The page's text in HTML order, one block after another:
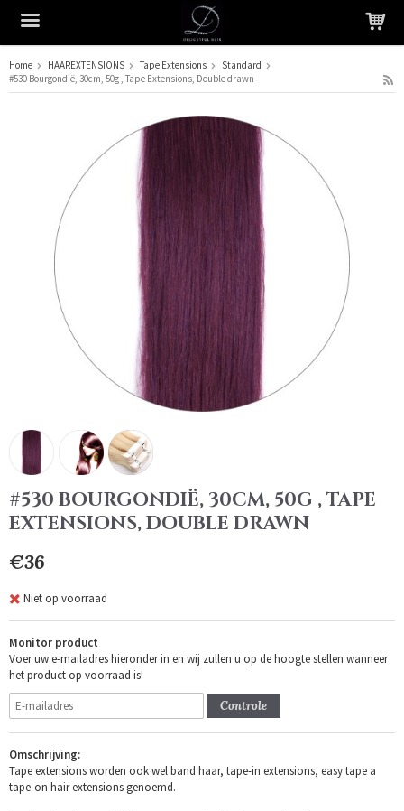
Het product is in je winkelmandje geplaatst
Home HAAREXTENSIONS Tape Extensions
Standard
#530 Bourgondië, 30cm, 50g , Tape Extensions, Double drawn
#530 BOURGONDIË, 30CM, 50G , TAPE
EXTENSIONS, DOUBLE DRAWN
€36
Niet op voorraad
Monitor product
Voer uw e-mailadres hieronder in en wij zullen u op de hoogte stellen wanneer
het product op voorraad is!
Controle
Omschrijving:
Tape extensions worden ook wel band haar, tape-in extensions, easy tape a
tape-on hair extensions genoemd.